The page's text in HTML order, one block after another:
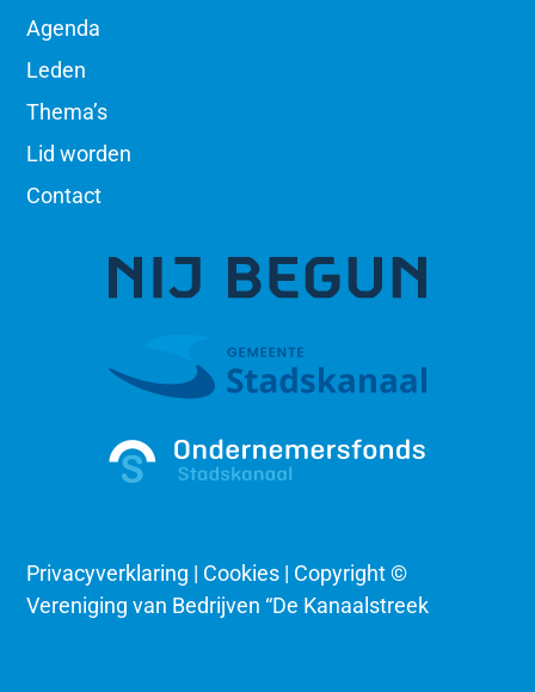
Agenda
Leden
Thema’s
Lid worden
Contact
Privacyverklaring | Cookies | Copyright ©
Vereniging van Bedrijven “De Kanaalstreek